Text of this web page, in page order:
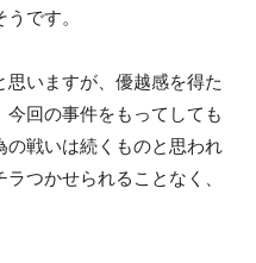
です。
いますが、優越感を得た
回の事件をもってしても
の戦いは続くものと思われ
つかせられることなく、